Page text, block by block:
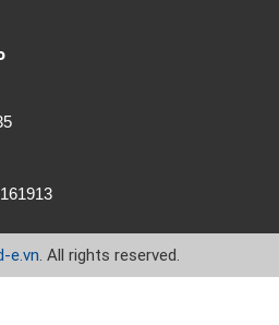
e.vn . All rights reserved.